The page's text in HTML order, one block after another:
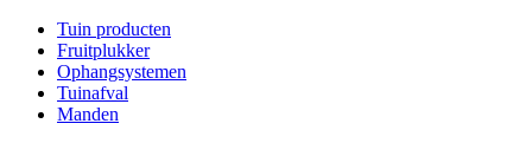
Tuin producten
Fruitplukker
Ophangsystemen
Tuinafval
Manden